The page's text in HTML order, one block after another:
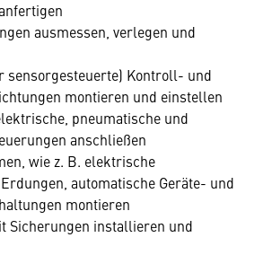
ausmessen, verlegen und
sensorgesteuerte) Kontroll- und
montieren und einstellen
pneumatische und
anschließen
wie z. B. elektrische
automatische Geräte- und
montieren
Sicherungen installieren und